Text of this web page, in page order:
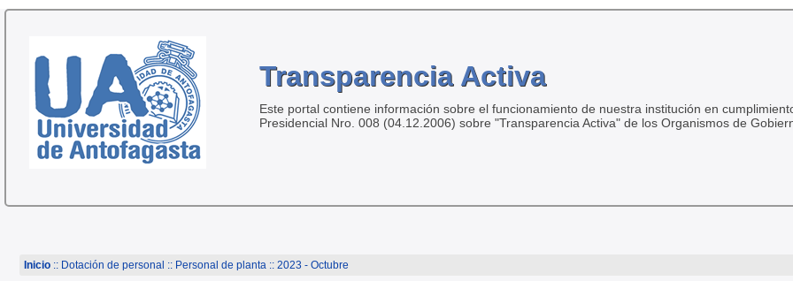
Transparencia Activa
Este portal contiene información sobre el funcionamiento de nuestra institución en
Presidencial Nro. 008 (04.12.2006) sobre "Transparencia Activa" de los Organismos de
Inicio:: Dotación de personal :: Personal de planta:: 2023 - Octubre